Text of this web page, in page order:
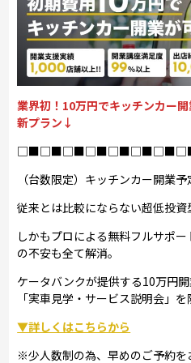
業界初！10万円でキッチンカー
新プラン↓
（台数限定）キッチンカー開業予
従来とは比較にならない超低投資
しかもプロによる無料フルサポ
の不安も全て解消。
ケータバンクが提供する10万円
「実車見学・サービス説明会」を
▼詳しくはこちらから
※少人数制の為、早めのご予約を